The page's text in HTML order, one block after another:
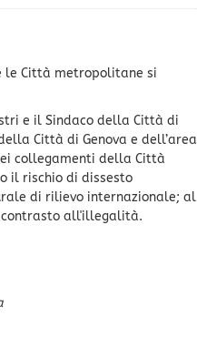
le Città metropolitane si
e il Sindaco della Città di
Città di Genova e dell’area
collegamenti della Città
il rischio di dissesto
di rilievo internazionale; al
all'illegalità.